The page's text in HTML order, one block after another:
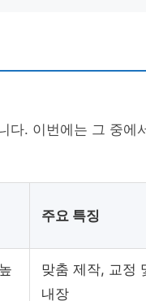
다. 이번에는 그 중에
주요 특징
맞춤 제작, 교정
내장